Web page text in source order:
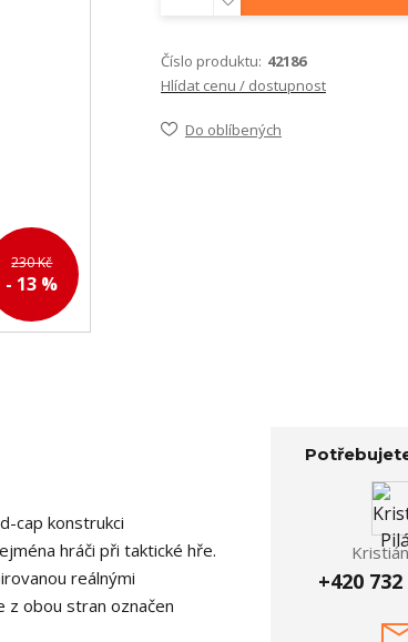
230 Kč
- 13 %
Číslo produktu: 42186
Hlídat cenu / dostupnost
Do oblíbených
cap konstrukci
hráči při taktické hře.
reálnými
z obou stran označen
+420